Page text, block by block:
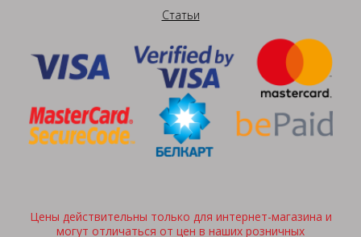
Статьи
Цены действительны только для интернет-магазина и
могут отличаться от цен в наших розничных